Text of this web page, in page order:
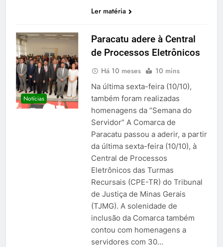
Ler matéria
Notícias
Paracatu adere à Central
de Processos Eletrônicos
Há 10 meses 10 mins
Na última sexta-feira (10/10),
também foram realizadas
homenagens da “Semana do
Servidor” A Comarca de
Paracatu passou a aderir, a partir
da última sexta-feira (10/10), à
Central de Processos
Eletrônicos das Turmas
Recursais (CPE-TR) do Tribunal
de Justiça de Minas Gerais
(TJMG). A solenidade de
inclusão da Comarca também
contou com homenagens a
servidores com 30…